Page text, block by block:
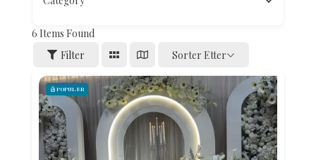
6 Items Found
Filter
Sorter Etter
POPULÆR